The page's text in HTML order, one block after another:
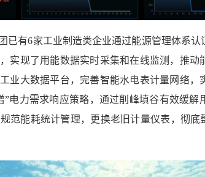
已有6家工业制造类企业通过能源管理体系认
实现了用能数据实时采集和在线监测，推动
业大数据平台，完善智能水电表计量网络，
电力需求响应策略，通过削峰填谷有效缓解
范能耗统计管理，更换老旧计量仪表，彻底